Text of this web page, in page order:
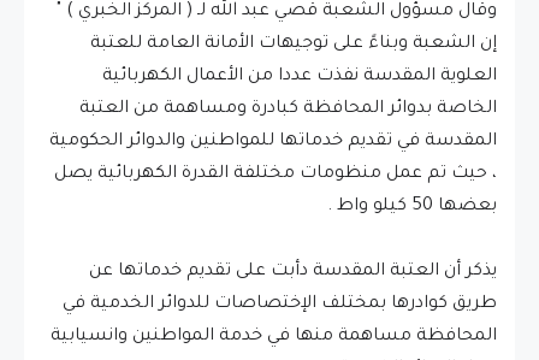
وقال مسؤول الشعبة قصي عبد الله لـ ( المركز الخبري ) "
إن الشعبة وبناءً على توجيهات الأمانة العامة للعتبة
العلوية المقدسة نفذت عددا من الأعمال الكهربائية
الخاصة بدوائر المحافظة كبادرة ومساهمة من العتبة
المقدسة في تقديم خدماتها للمواطنين والدوائر الحكومية
، حيث تم عمل منظومات مختلفة القدرة الكهربائية يصل
بعضها 50 كيلو واط .
يذكر أن العتبة المقدسة دأبت على تقديم خدماتها عن
طريق كوادرها بمختلف الإختصاصات للدوائر الخدمية في
المحافظة مساهمة منها في خدمة المواطنين وانسيابية